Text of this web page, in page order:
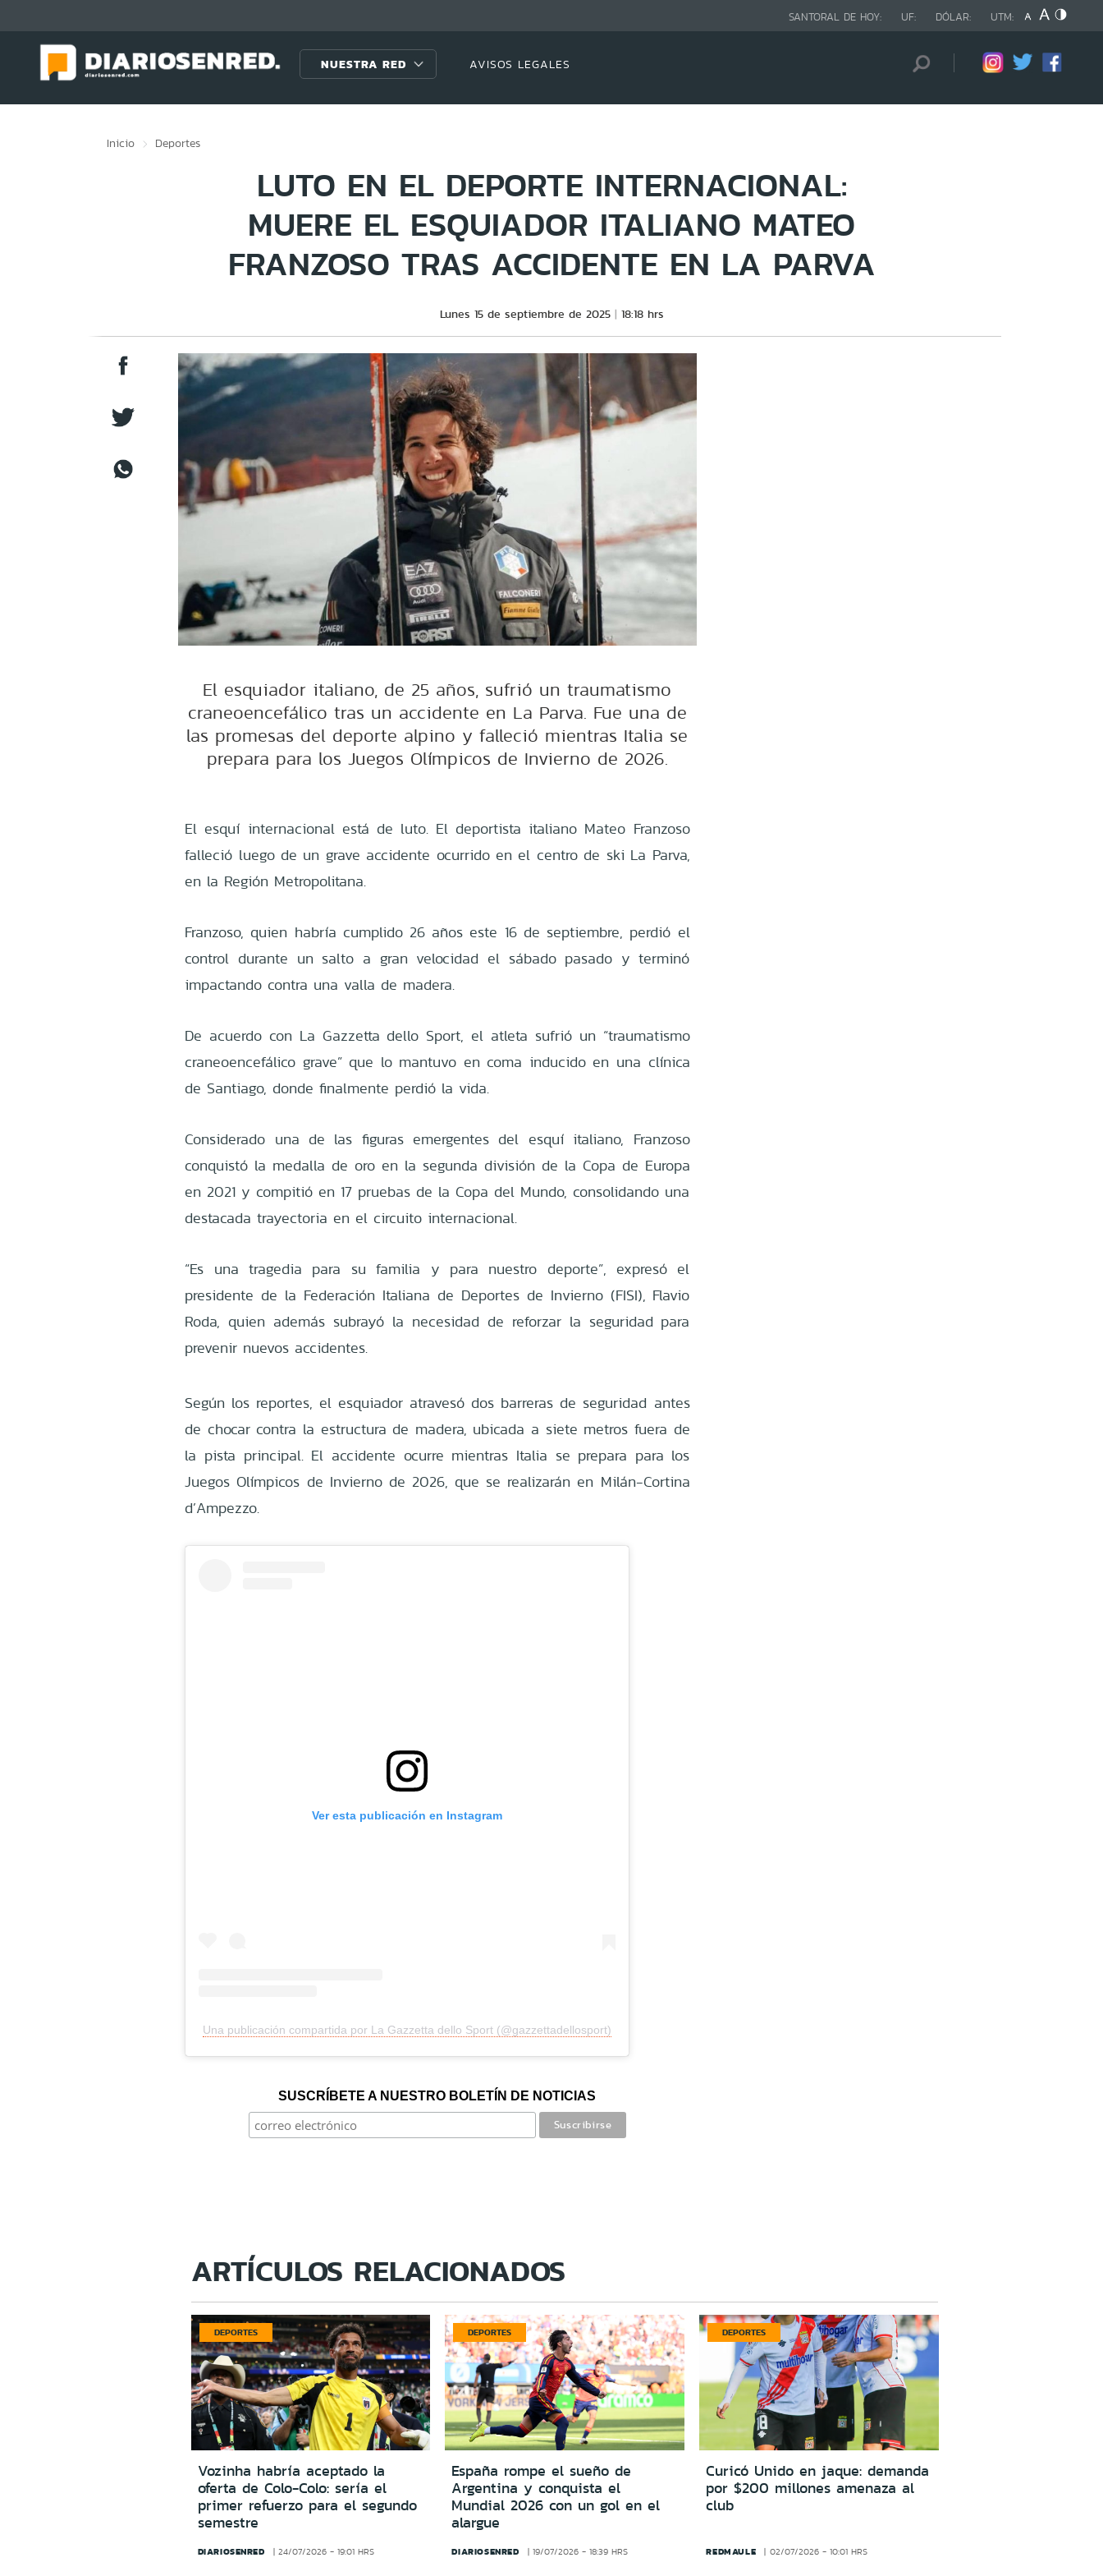
SANTORAL DE HOY: UF: DÓLAR: UTM:
NUESTRA RED AVISOS LEGALES
Inicio Deportes
LUTO EN EL DEPORTE INTERNACIONAL:
MUERE EL ESQUIADOR ITALIANO MATEO
FRANZOSO TRAS ACCIDENTE EN LA PARVA
Lunes 15 de septiembre de 2025 18:18 hrs
El esquiador italiano, de 25 años, sufrió un traumatismo
craneoencefálico tras un accidente en La Parva. Fue una de
las promesas del deporte alpino y falleció mientras Italia se
prepara para los Juegos Olímpicos de Invierno de 2026.
El esquí internacional está de luto. El deportista italiano Mateo Franzoso
falleció luego de un grave accidente ocurrido en el centro de ski La Parva,
en la Región Metropolitana.
Franzoso, quien habría cumplido 26 años este 16 de septiembre, perdió el
control durante un salto a gran velocidad el sábado pasado y terminó
impactando contra una valla de madera.
De acuerdo con La Gazzetta dello Sport, el atleta sufrió un “traumatismo
craneoencefálico grave” que lo mantuvo en coma inducido en una clínica
de Santiago, donde finalmente perdió la vida.
Considerado una de las figuras emergentes del esquí italiano, Franzoso
conquistó la medalla de oro en la segunda división de la Copa de Europa
en 2021 y compitió en 17 pruebas de la Copa del Mundo, consolidando una
destacada trayectoria en el circuito internacional.
“Es una tragedia para su familia y para nuestro deporte”, expresó el
presidente de la Federación Italiana de Deportes de Invierno (FISI), Flavio
Roda, quien además subrayó la necesidad de reforzar la seguridad para
prevenir nuevos accidentes.
Según los reportes, el esquiador atravesó dos barreras de seguridad antes
de chocar contra la estructura de madera, ubicada a siete metros fuera de
la pista principal. El accidente ocurre mientras Italia se prepara para los
Juegos Olímpicos de Invierno de 2026, que se realizarán en Milán-Cortina
d’Ampezzo.
Ver esta publicación en Instagram
Una publicación compartida por La Gazzetta dello Sport (@gazzettadellosport)
SUSCRÍBETE A NUESTRO BOLETÍN DE NOTICIAS
ARTÍCULOS RELACIONADOS
DEPORTES
Vozinha habría aceptado la
oferta de Colo-Colo: sería el
primer refuerzo para el segundo
semestre
DIARIOSENRED 24/07/2026 - 19:01 HRS
DEPORTES
España rompe el sueño de
Argentina y conquista el
Mundial 2026 con un gol en el
alargue
DIARIOSENRED 19/07/2026 - 18:39 HRS
DEPORTES
Curicó Unido en jaque: demanda
por $200 millones amenaza al
club
REDMAULE 02/07/2026 - 10:01 HRS